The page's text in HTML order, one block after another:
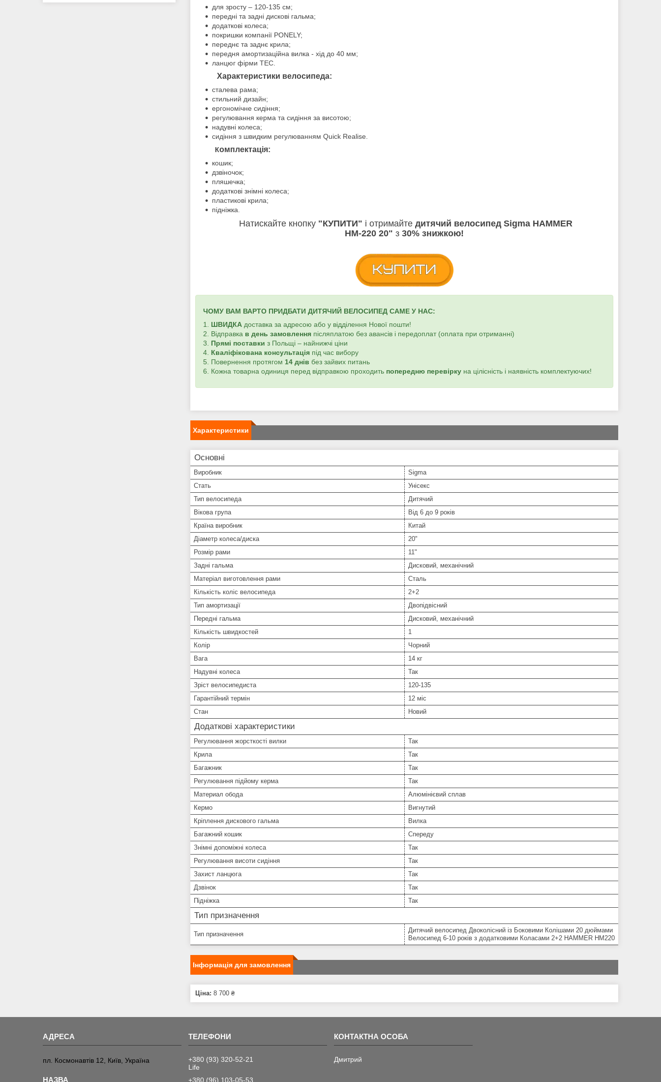
для зросту – 120-135 см;
передні та задні дискові гальма;
додаткові колеса;
покришки компанії PONELY;
переднє та заднє крила;
передня амортизаційна вилка - хід до 40 мм;
ланцюг фірми TEC.
Характеристики велосипеда:
сталева рама;
стильний дизайн;
ергономічне сидіння;
регулювання керма та сидіння за висотою;
надувні колеса;
сидіння з швидким регулюванням Quick Realise.
Комплектація:
кошик;
дзвіночок;
пляшечка;
додаткові знімні колеса;
пластикові крила;
підніжка
Натискайте кнопку "КУПИТИ" і отримайте дитячий велосипед Sigma HAMMER
НМ-220 20" з 30% знижкою!
ЧОМУ ВАМ ВАРТО ПРИДБАТИ ДИТЯЧИЙ ВЕЛОСИПЕД САМЕ У НАС:
1. ШВИДКА доставка за адресою або у відділення Нової пошти!
2. Відправка в день замовлення післяплатою без авансів і передоплат (оплата при отриманні)
3. Прямі поставки з Польщі – найнижчі ціни
4. Кваліфікована консультація під час вибору
5. Повернення протягом 14 днів без зайвих питань
6. Кожна товарна одиниця перед відправкою проходить попередню перевірку на цілісність і наявність комплектуючих!
Характеристики
Основні
Виробник
Sigma
Стать
Унісекс
Тип велосипеда
Дитячий
Вікова група
Від 6 до 9 років
Країна виробник
Китай
Діаметр колеса/диска
20"
Розмір рами
11"
Задні гальма
Дисковий, механічний
Матеріал виготовлення рами
Сталь
Кількість коліс велосипеда
2+2
Тип амортизації
Двопідвісний
Передні гальма
Дисковий, механічний
Кількість швидкостей
1
Колір
Чорний
Вага
14 кг
Надувні колеса
Так
Зріст велосипедиста
120-135
Гарантійний термін
12 міс
Стан
Новий
Додаткові характеристики
Регулювання жорсткості вилки
Так
Крила
Так
Багажник
Так
Регулювання підйому керма
Так
Материал обода
Алюмінієвий сплав
Кермо
Вигнутий
Кріплення дискового гальма
Вилка
Багажний кошик
Спереду
Знімні допоміжні колеса
Так
Регулювання висоти сидіння
Так
Захист ланцюга
Так
Дзвінок
Так
Підніжка
Так
Тип призначення
Тип призначення
Дитячий велосипед Двоколісний із Боковими Колішами 20 дюймами
Велосипед 6-10 років з додатковими Коласами 2+2 HAMMER HM220
Інформація для замовлення
Ціна: 8 700 ₴
пл. Космонавтів 12, Київ, Україна
+380 (93) 320-52-21
Life
+380 (96) 103-05-53
Дмитрий